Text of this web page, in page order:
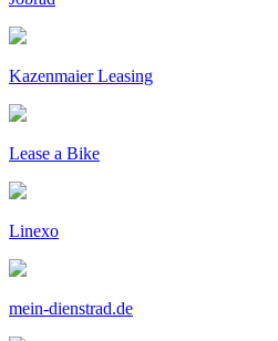
Kazenmaier Leasing
Lease a Bike
Linexo
mein-dienstrad.de